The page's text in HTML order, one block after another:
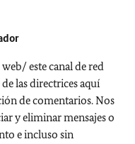
este canal de red
las directrices aquí
de comentarios. Nos
y eliminar mensajes o
e incluso sin